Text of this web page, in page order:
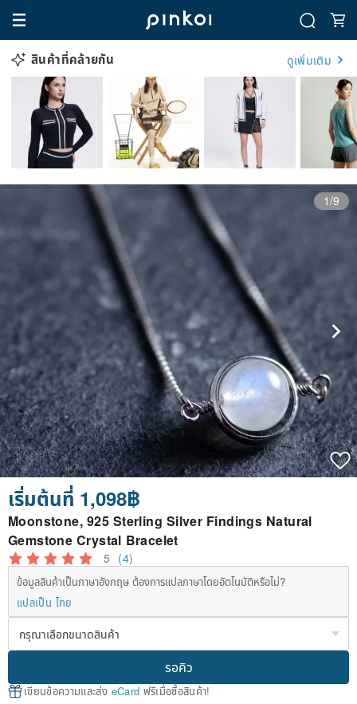
สินค้าที่คล้ายกัน ดูเพิ่มเติม
1/9
เริ่มต้นที่ 1,098฿
Moonstone, 925 Sterling Silver Findings Natural
Gemstone Crystal Bracelet
5 (4)
ข้อมูลสินค้าเป็นภาษาอังกฤษ ต้องการแปลภาษาโดยอัตโนมัติหรือไม่?
แปลเป็น ไทย
รอคิว
เขียนข้อความและส่ง eCard ฟรีเมื่อซื้อสินค้า!